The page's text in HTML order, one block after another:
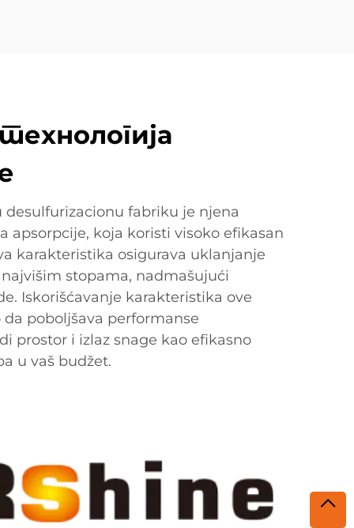
desulfurizacionu fabriku je njena
apsorpcije, koja koristi visoko efikasan
karakteristika osigurava uklanjanje
stopama, nadmašujući
Iskorišćavanje karakteristika ove
poboljšava performanse
prostor i izlaz snage kao efikasno
u vaš budžet.